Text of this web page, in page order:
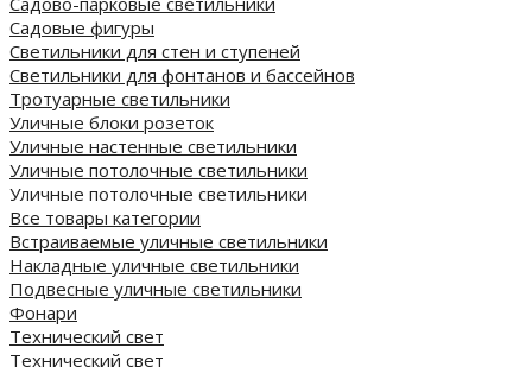
Садовые фигуры
Светильники для стен и ступеней
Светильники для фонтанов и бассейнов
Тротуарные светильники
Уличные блоки розеток
Уличные настенные светильники
Уличные потолочные светильники
Уличные потолочные светильники
Все товары категории
Встраиваемые уличные светильники
Накладные уличные светильники
Подвесные уличные светильники
Фонари
Технический свет
Технический свет